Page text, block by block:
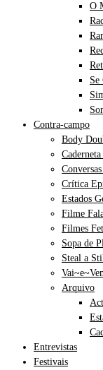
O
Se
Contra-campo
Body
Crítica
Estados
Filme
Filmes
Sopa de
Steal a
Arquivo
Entrevistas
Festivais